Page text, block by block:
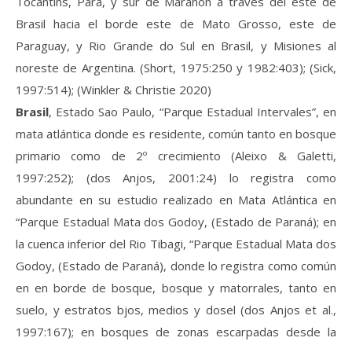
Brasil hacia el borde este de Mato Grosso, este de
Paraguay, y Rio Grande do Sul en Brasil, y Misiones al
noreste de Argentina. (Short, 1975:250 y 1982:403); (Sick,
1997:514); (Winkler & Christie 2020)
Brasil, Estado Sao Paulo, “Parque Estadual Intervales”, en
mata atlántica donde es residente, común tanto en bosque
primario como de 2º crecimiento (Aleixo & Galetti,
1997:252); (dos Anjos, 2001:24) lo registra como
abundante en su estudio realizado en Mata Atlántica en
“Parque Estadual Mata dos Godoy, (Estado de Paraná); en
la cuenca inferior del Rio Tibagi, “Parque Estadual Mata dos
Godoy, (Estado de Paraná), donde lo registra como común
en en borde de bosque, bosque y matorrales, tanto en
suelo, y estratos bjos, medios y dosel (dos Anjos et al.,
1997:167); en bosques de zonas escarpadas desde la